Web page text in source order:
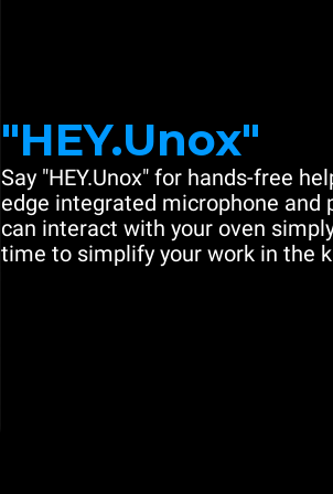
"HEY.Unox"
Say "HEY.Unox" for hands-free
edge integrated microphone and
can interact with your oven
time to simplify your work in the